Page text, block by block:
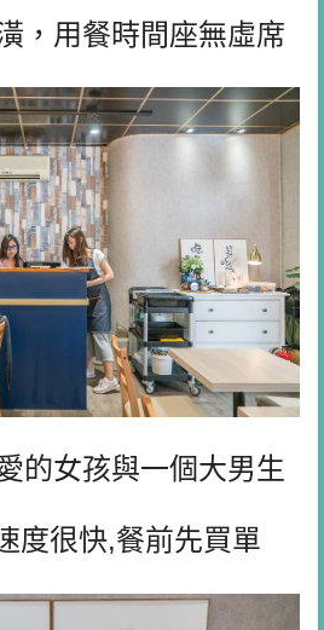
，用餐時間座無虛席
的女孩與一個大男生
度很快,餐前先買單